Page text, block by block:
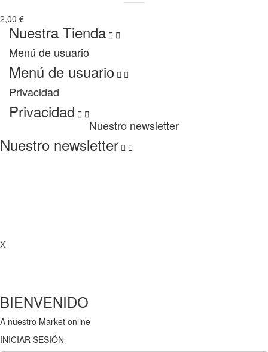
2,00 €
Nuestra Tienda  
Menú de usuario
Menú de usuario  
Privacidad
Privacidad  
Nuestro newsletter
Nuestro newsletter  
X
BIENVENIDO
A nuestro Market online
INICIAR SESIÓN